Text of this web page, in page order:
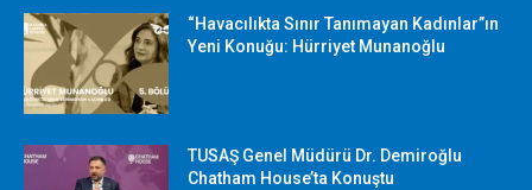
“Havacılıkta Sınır Tanımayan Kadınlar”ın
Yeni Konuğu: Hürriyet Munanoğlu
TUSAŞ Genel Müdürü Dr. Demiroğlu
Chatham House’ta Konuştu